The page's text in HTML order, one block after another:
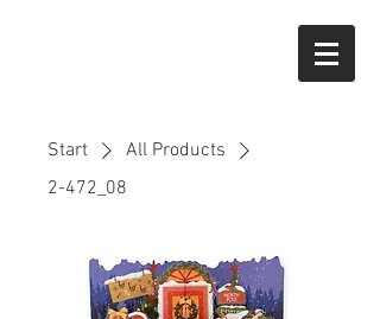
Start
All Products
2-472_08